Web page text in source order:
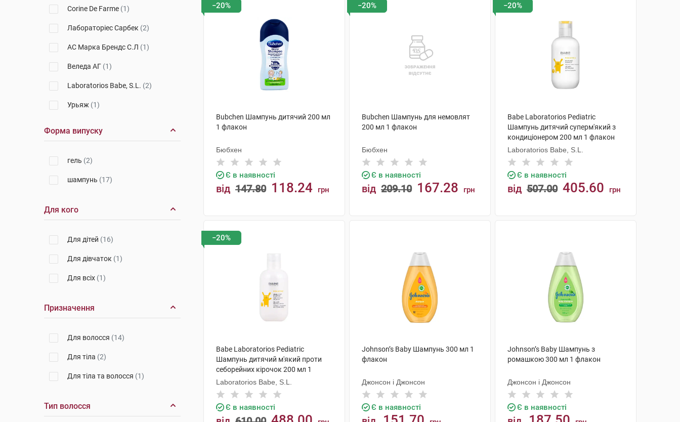
Corine De Farme (1)
Лабораторіес Сарбек (2)
АС Марка Брендс С.Л (1)
Веледа АГ (1)
Laboratorios Babe, S.L. (2)
Урьяж (1)
Апівіта С.А.(1)
Форма випуску
гель (2)
шампунь (17)
Для кого
Для дітей (16)
Для дівчаток (1)
Для всіх (1)
Призначення
Для волосся (14)
Для тіла (2)
Для тіла та волосся (1)
Тип волосся
−20%
Bubchen Шампунь дитячий 200 мл
1 флакон
Бюбхен
Є в наявності
від 147.80 118.24 грн
−20%
Bubchen Шампунь для немовлят
200 мл 1 флакон
Бюбхен
Є в наявності
від 209.10 167.28 грн
−20%
Babe Laboratorios Pediatric
Шампунь дитячий суперм'який з
кондиціонером 200 мл 1 флакон
Laboratorios Babe, S.L.
Є в наявності
від 507.00 405.60 грн
−20%
Babe Laboratorios Pediatric
Шампунь дитячий м'який проти
себорейних кірочок 200 мл 1
флакон
Laboratorios Babe, S.L.
Є в наявності
Johnson’s Baby Шампунь 300 мл 1
флакон
Джонсон і Джонсон
Є в наявності
Johnson’s Baby Шампунь з
ромашкою 300 мл 1 флакон
Джонсон і Джонсон
Є в наявності